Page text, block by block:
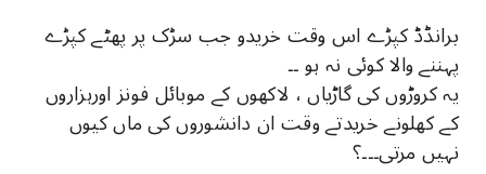
ﺑﺮﺍﻧﮉﮈ ﮐﭙﮍﮮ ﺍﺱ ﻭﻗﺖ ﺧﺮﯾﺪو ﺟﺐ ﺳﮍﮎ ﭘﺮ ﭘﮭﭩﮯ ﮐﭙﮍﮮ
ﭘﮩﻨﻨﮯ ﻭﺍﻻ ﮐﻮﺋﯽ ﻧﮧ ﮨﻮ ۔۔
یہ کروڑوں کی گاڑیاں ، لاکھوں کے موبائل فونز اورہزاروں
کے کھلونے خریدتے وقت ان دانشوروں کی ماں کیوں
نہیں مرتی۔۔۔؟